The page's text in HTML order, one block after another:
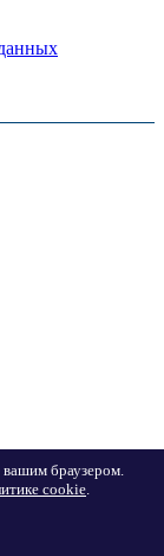
браузером.
cookie.